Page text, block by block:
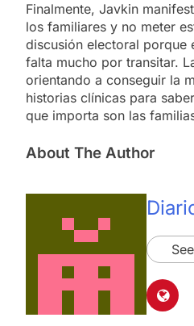
Finalmente, Javkin
los familiares y no meter
discusión electoral porque
falta mucho por transitar.
orientando a conseguir la
historias clínicas para
que importa son las
About The Author